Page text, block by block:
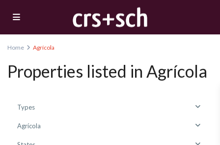
Home Agrícola
Properties listed in Agrícola
Types
Agrícola